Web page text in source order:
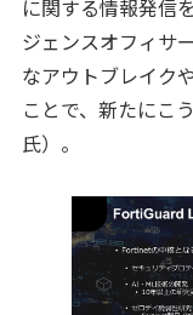
に関する情報発信
ジェンスオフィサ
なアウトブレイク
ことで、新たにこ
氏）。